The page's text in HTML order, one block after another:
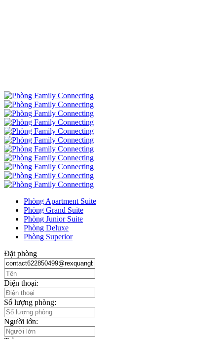
Phòng Apartment Suite
Phòng Grand Suite
Phòng Junior Suite
Phòng Deluxe
Phòng Superior
Đặt phòng
Điện thoại:
Số lượng phòng:
Người lớn: